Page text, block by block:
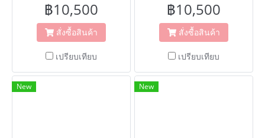
฿10,500
สั่งซื้อสินค้า
เปรียบเทียบ
฿10,500
สั่งซื้อสินค้า
เปรียบเทียบ
New New